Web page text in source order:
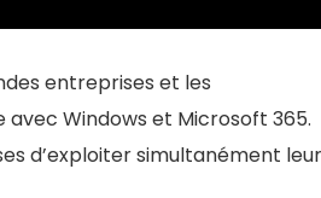
différents fournisseurs de
cloud, la tarification peut
devenir complexe et
entreprises et les
Windows et Microsoft 365.
d’exploiter simultanément